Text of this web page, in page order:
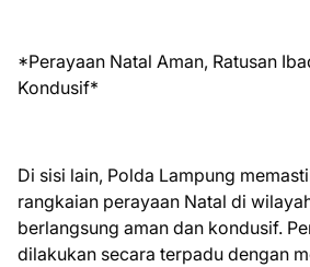
*Perayaan Natal Aman, Ratusan
Kondusif*
Di sisi lain, Polda Lampung
rangkaian perayaan Natal di
berlangsung aman dan kondusif.
dilakukan secara terpadu dengan